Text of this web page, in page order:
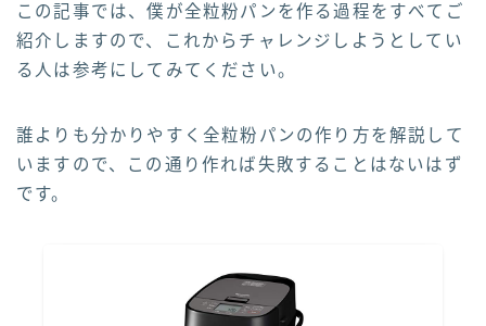
この記事では、僕が全粒粉パンを作る過程をすべてご
紹介しますので、これからチャレンジしようとしてい
る人は参考にしてみてください。
誰よりも分かりやすく全粒粉パンの作り方を解説して
いますので、この通り作れば失敗することはないはず
です。